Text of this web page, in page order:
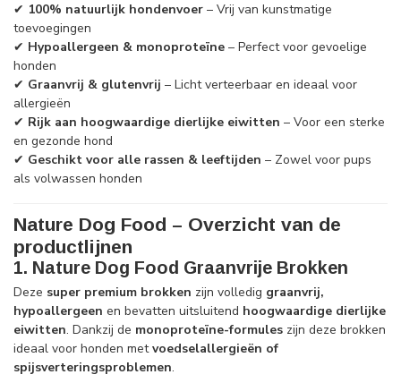
✔ 100% natuurlijk hondenvoer – Vrij van kunstmatige
toevoegingen
✔ Hypoallergeen & monoproteïne – Perfect voor gevoelige
honden
✔ Graanvrij & glutenvrij – Licht verteerbaar en ideaal voor
allergieën
✔ Rijk aan hoogwaardige dierlijke eiwitten – Voor een sterke
en gezonde hond
✔ Geschikt voor alle rassen & leeftijden – Zowel voor pups
als volwassen honden
Nature Dog Food – Overzicht van de
productlijnen
1. Nature Dog Food Graanvrije Brokken
Deze super premium brokken zijn volledig graanvrij,
hypoallergeen en bevatten uitsluitend hoogwaardige dierlijke
eiwitten. Dankzij de monoproteïne-formules zijn deze brokken
ideaal voor honden metvoedselallergieën of
spijsverteringsproblemen.